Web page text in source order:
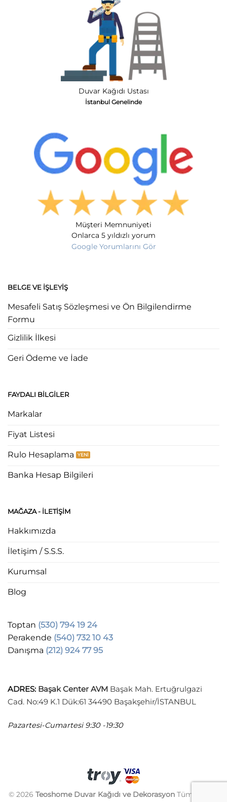
Duvar Kağıdı Ustası
İstanbul Genelinde
Müşteri Memnuniyeti
Onlarca 5 yıldızlı yorum
Google Yorumlarını Gör
BELGE VE İŞLEYIŞ
Mesafeli Satış Sözleşmesi ve Ön Bilgilendirme
Formu
Gizlilik İlkesi
Geri Ödeme ve İade
FAYDALI BILGILER
Markalar
Fiyat Listesi
Rulo Hesaplama
Banka Hesap Bilgileri
MAĞAZA - ILETIŞIM
Hakkımızda
İletişim / S.S.S.
Kurumsal
Blog
Toptan (530) 794 19 24
Perakende (540) 732 10 43
Danışma (212) 924 77 95
ADRES: Başak Center AVM Başak Mah. Ertuğrulgazi
Cad. No:49 K.1 Dük:61 34490 Başakşehir/İSTANBUL
Pazartesi-Cumartesi 9:30 -19:30
© 2026 Teoshome Duvar Kağıdı ve DekorasyonTüm hakları